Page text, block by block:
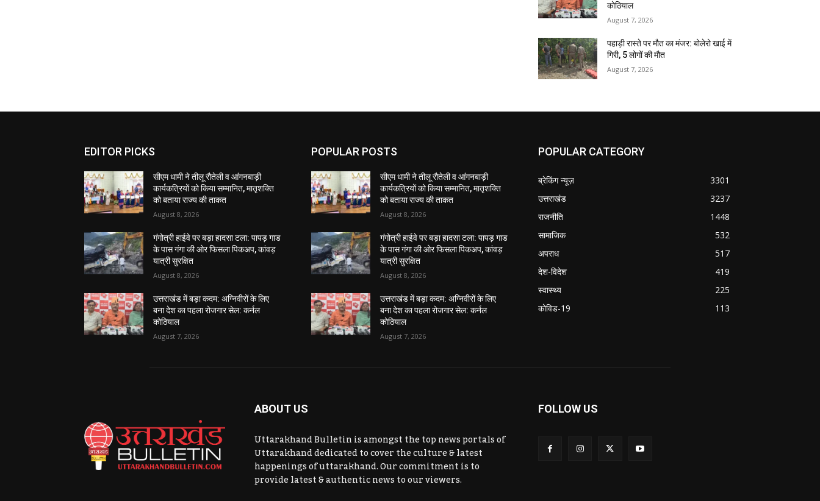
कोठियाल
August 7, 2026
पहाड़ी रास्ते पर मौत का मंजर: बोलेरो खाई में
गिरी, 5 लोगों की मौत
August 7, 2026
EDITOR PICKS
सीएम धामी ने तीलू रौतेली व आंगनबाड़ी
कार्यकत्रियों को किया सम्मानित, मातृशक्ति
को बताया राज्य की ताकत
August 8, 2026
गंगोत्री हाईवे पर बड़ा हादसा टला: पापड़ गाड
के पास गंगा की ओर फिसला पिकअप, कांवड़
यात्री सुरक्षित
August 8, 2026
उत्तराखंड में बड़ा कदम: अग्निवीरों के लिए
बना देश का पहला रोजगार सेल: कर्नल
कोठियाल
August 7, 2026
POPULAR POSTS
सीएम धामी ने तीलू रौतेली व आंगनबाड़ी
कार्यकत्रियों को किया सम्मानित, मातृशक्ति
को बताया राज्य की ताकत
August 8, 2026
गंगोत्री हाईवे पर बड़ा हादसा टला: पापड़ गाड
के पास गंगा की ओर फिसला पिकअप, कांवड़
यात्री सुरक्षित
August 8, 2026
उत्तराखंड में बड़ा कदम: अग्निवीरों के लिए
बना देश का पहला रोजगार सेल: कर्नल
कोठियाल
August 7, 2026
POPULAR CATEGORY
ब्रेकिंग न्यूज़
3301
उत्तराखंड
3237
राजनीति
1448
सामाजिक
532
अपराध
517
देश-विदेश
419
स्वास्थ्य
225
कोविड-19
113
ABOUT US
Uttarakhand Bulletin is amongst the top news portals of
Uttarakhand dedicated to cover the culture & latest
happenings of uttarakhand. Our commitment is to
provide latest & authentic news to our viewers.
FOLLOW US